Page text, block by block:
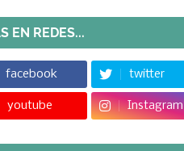
EN REDES...
facebook twitter
youtube Instagram